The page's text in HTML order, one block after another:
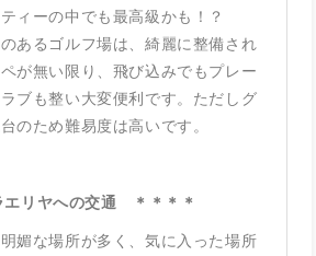
ィーの中でも最高級かも！？
あるゴルフ場は、綺麗に整備され
が無い限り、飛び込みでもプレー
ブも整い大変便利です。ただしグ
のため難易度は高いです。
リヤへの交通 ＊＊＊＊
媚な場所が多く、気に入った場所